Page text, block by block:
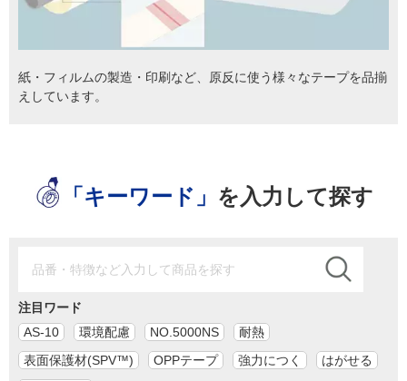
紙・フィルムの製造・印刷など、原反に使う様々なテープを品揃
えしています。
「キーワード」 を入力して探す
注目ワード
AS-10
環境配慮 NO.5000NS
耐熱
表面保護材(SPV™)
OPPテープ 強力につく
はがせる